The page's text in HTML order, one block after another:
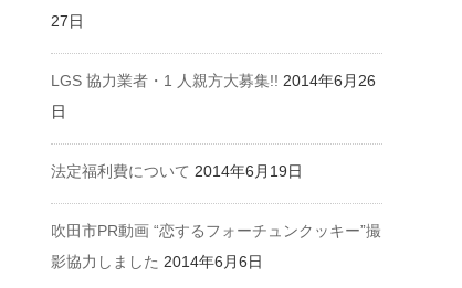
27日
LGS 協力業者・1 人親方大募集!! 2014年6月26
日
法定福利費について 2014年6月19日
吹田市PR動画 “恋するフォーチュンクッキー”撮
影協力しました 2014年6月6日